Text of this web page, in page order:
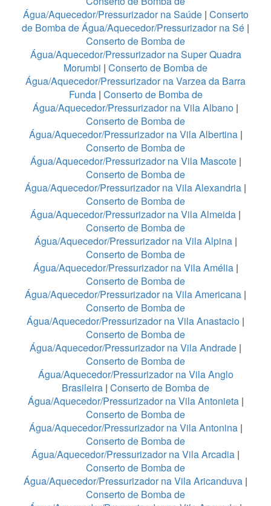
Água/Aquecedor/Pressurizador na Saúde| Conserto
de Bomba de Água/Aquecedor/Pressurizador na Sé |
Conserto de Bomba de
Água/Aquecedor/Pressurizador na Super Quadra
Morumbi | Conserto de Bomba de
Água/Aquecedor/Pressurizador na Varzea da Barra
Funda| Conserto de Bomba de
Água/Aquecedor/Pressurizador na Vila Albano |
Conserto de Bomba de
Água/Aquecedor/Pressurizador na Vila Albertina|
Conserto de Bomba de
Água/Aquecedor/Pressurizador na Vila Mascote|
Conserto de Bomba de
Água/Aquecedor/Pressurizador na Vila Alexandria |
Conserto de Bomba de
Água/Aquecedor/Pressurizador na Vila Almeida |
Conserto de Bomba de
Água/Aquecedor/Pressurizador na Vila Alpina |
Conserto de Bomba de
Água/Aquecedor/Pressurizador na Vila Amélia |
Conserto de Bomba de
Água/Aquecedor/Pressurizador na Vila Americana |
Conserto de Bomba de
Água/Aquecedor/Pressurizador na Vila Anastacio |
Conserto de Bomba de
Água/Aquecedor/Pressurizador na Vila Andrade |
Conserto de Bomba de
Água/Aquecedor/Pressurizador na Vila Anglo
Brasileira | Conserto de Bomba de
Água/Aquecedor/Pressurizador na Vila Antonieta|
Conserto de Bomba de
Água/Aquecedor/Pressurizador na Vila Antonina|
Conserto de Bomba de
Água/Aquecedor/Pressurizador na Vila Arcadia |
Conserto de Bomba de
Água/Aquecedor/Pressurizador na Vila Aricanduva |
Conserto de Bomba de